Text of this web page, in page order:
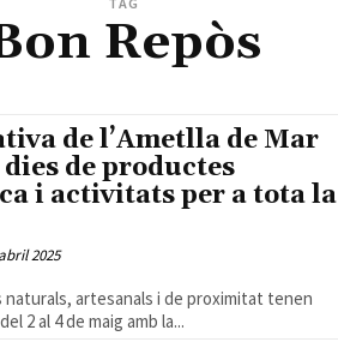
Repòs
de l’Ametlla de Mar
de productes
i activitats per a tota la
2025
naturals, artesanals i de proximitat tenen
2 al 4 de maig amb la...